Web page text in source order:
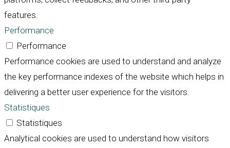
features.
Performance
Performance
Performance cookies are used to understand and analyze
the key performance indexes of the website which helps in
delivering a better user experience for the visitors.
Statistiques
Statistiques
Analytical cookies are used to understand how visitors